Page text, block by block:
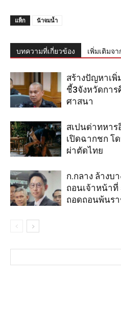
แท็ก น้าจมน้ำ
บทความที่เกี่ยวข้อง เพิ่มเติมจ
สร้างปัญหาเพิ่
ชี้3จังหวัดการ
ศาสนา
สเปนด่าทหาร
เปิดฉากชก โ
ผ่าตัดไทย
ก.กลาง ล้างบ
ถอนเจ้าหน้าที่
ถอดถอนพ้นร